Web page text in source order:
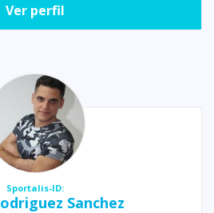
Ver perfil
Sportalis-ID:
Sanchez